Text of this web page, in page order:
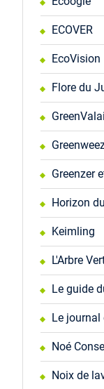
ECOVER
EcoVision
Flore du
Greenzer
Horizon
Keimling
L'Arbre
Le guide
Le journal
Noé
Noix de